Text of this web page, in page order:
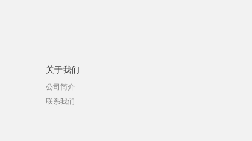
关于我们
公司简介
联系我们